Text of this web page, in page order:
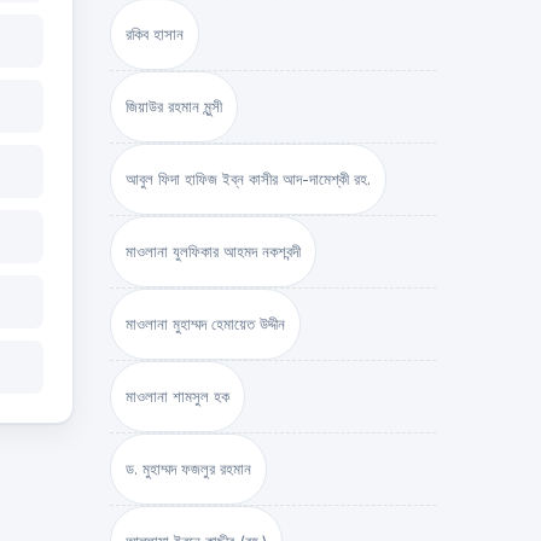
রকিব হাসান
জিয়াউর রহমান মুন্সী
আবুল ফিদা হাফিজ ইব্‌ন কাসীর আদ-দামেশ্‌কী রহ.
মাওলানা যুলফিকার আহমদ নকশবন্দী
মাওলানা মুহাম্মদ হেমায়েত উদ্দীন
মাওলানা শামসুল হক
ড. মুহাম্মদ ফজলুর রহমান